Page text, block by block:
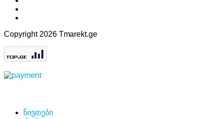
Copyright 2026 Tmarekt.ge
ნივთები